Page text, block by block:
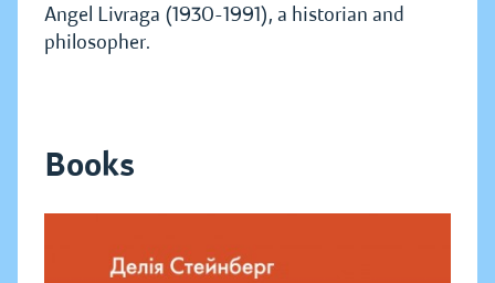
Angel Livraga (1930-1991), a historian and
philosopher.
Books